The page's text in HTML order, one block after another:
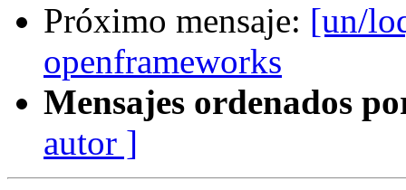
Próximo mensaje: [un/
openframeworks
Mensajes ordenados
autor ]